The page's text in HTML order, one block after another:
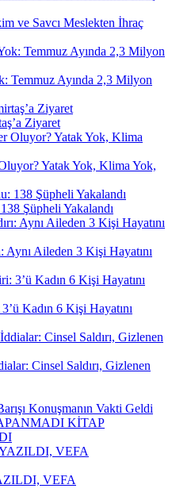
ve Savcı Meslekten İhraç
Temmuz Ayında 2,3 Milyon
Ziyaret
Yatak Yok, Klima Yok,
Şüpheli Yakalandı
Aynı Aileden 3 Kişi Hayatını
Kadın 6 Kişi Hayatını
Cinsel Saldırı, Gizlenen
Konuşmanın Vakti Geldi
KİTAP
VEFA